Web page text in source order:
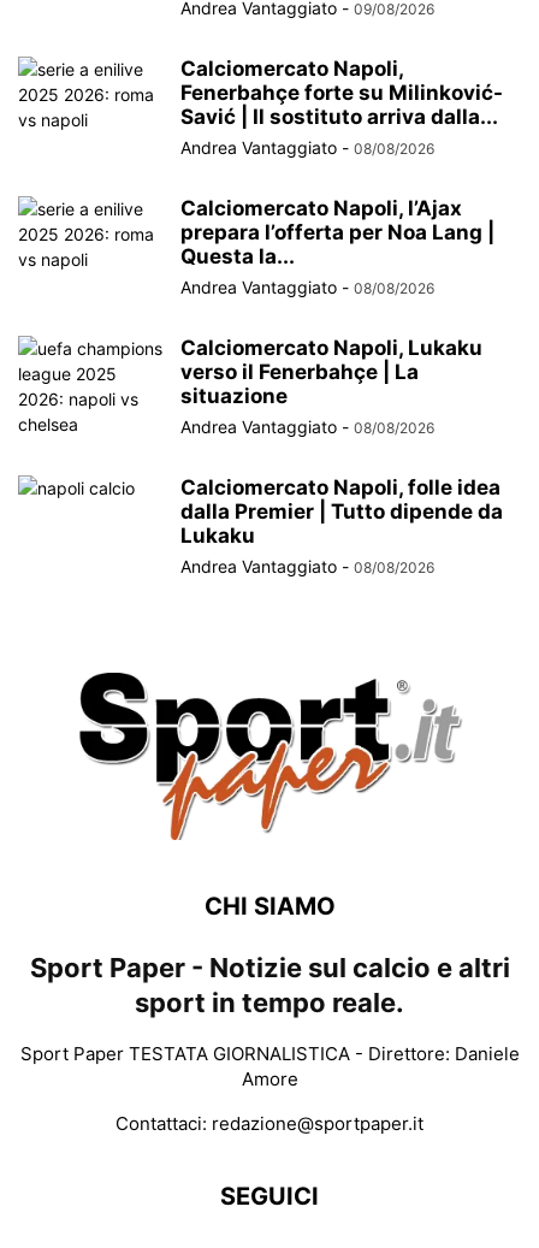
Andrea Vantaggiato - 09/08/2026
Calciomercato Napoli,
Fenerbahçe forte su Milinković-
Savić | Il sostituto arriva dalla...
Andrea Vantaggiato - 08/08/2026
Calciomercato Napoli, l’Ajax
prepara l’offerta per Noa Lang |
Questa la...
Andrea Vantaggiato - 08/08/2026
Calciomercato Napoli, Lukaku
verso il Fenerbahçe | La
situazione
Andrea Vantaggiato - 08/08/2026
Calciomercato Napoli, folle idea
dalla Premier | Tutto dipende da
Lukaku
Andrea Vantaggiato - 08/08/2026
CHI SIAMO
Sport Paper - Notizie sul calcio e altri
sport in tempo reale.
Sport Paper TESTATA GIORNALISTICA - Direttore: Daniele
Amore
Contattaci: redazione@sportpaper.it
SEGUICI